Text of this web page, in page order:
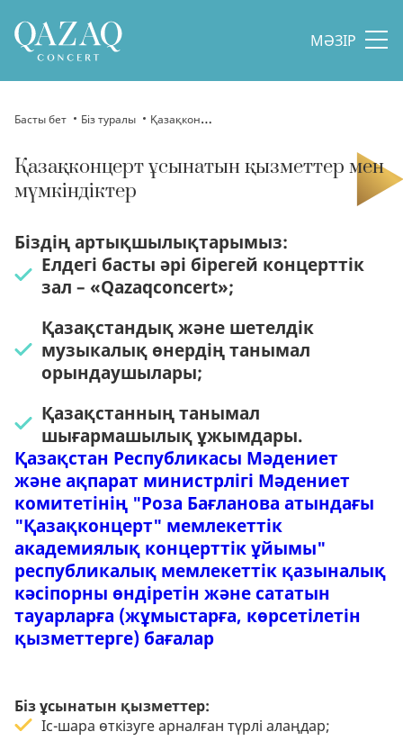
МӘЗІР
Басты бет Біз туралы Қазақконцерт ұсынатын қызметтер мен мүмкіндіктер
Қазақконцерт ұсынатын қызметтер мен
мүмкіндіктер
Біздің артықшылықтарымыз:
Елдегі басты әрі бірегей концерттік
зал – «Qazaqconcert»;
Қазақстандық және шетелдік
музыкалық өнердің танымал
орындаушылары;
Қазақстанның танымал
шығармашылық ұжымдары.
Қазақстан Республикасы Мәдениет
және ақпарат министрлігі Мәдениет
комитетінің "Роза Бағланова атындағы
"Қазақконцерт" мемлекеттік
академиялық концерттік ұйымы"
республикалық мемлекеттік қазыналық
кәсіпорны өндіретін және сататын
тауарларға (жұмыстарға, көрсетілетін
қызметтерге) бағалар
Біз ұсынатын қызметтер:
Іс-шара өткізуге арналған түрлі алаңдар;